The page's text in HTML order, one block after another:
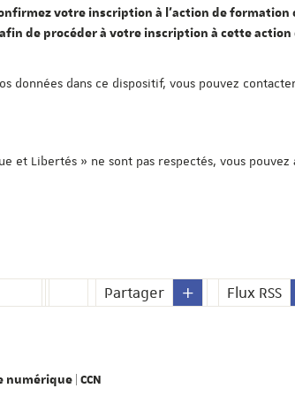
votre inscription à l'action de formation
de procéder à votre inscription à cette action
données dans ce dispositif, vous pouvez
et Libertés » ne sont pas respectés, vous pouvez
Partager Flux RSS
| CCN